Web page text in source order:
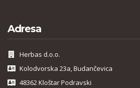
Adresa
Herbas d.o.o.
Kolodvorska 23a, Budančevica
48362 Kloštar Podravski